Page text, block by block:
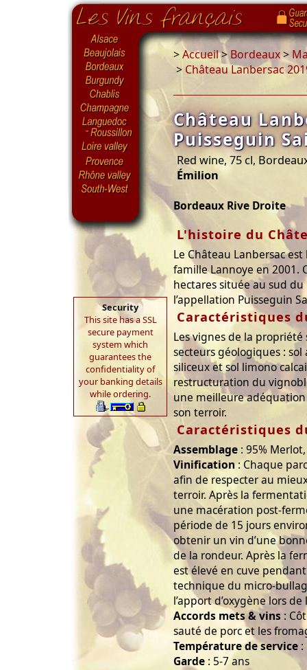
Security
This site has a SSL
secure payment
system which
guarantees the
confidentiality of
your banking details
while ordering.
>Accueil>Bordeaux>
> Château Lanbersac
Château
Puisseguin
Red wine, 75 cl,
Émilion
Bordeaux Rive Droite
L'histoire du
Le Château Lanbersac
famille Lannoye en 2001.
hectares située au sud
l’appellation Puisseguin
Caractéristiques
Les vignes de la
secteurs géologiques :
siliceux et sol limono
restructuration du
une meilleure
son terroir.
Caractéristiques
Assemblage : 95%
Vinification: Chaque
afin de respecter au
terroir. Après la
une macération post-
période de 15 jours
obtenir un vin d’une
de la rondeur. Après la
est élevé en cuve
technique du micro-
l’apport d’oxygène lors de
Accords mets & vins :
sauté de porc et les
Température de service :
Garde : 5-7 ans